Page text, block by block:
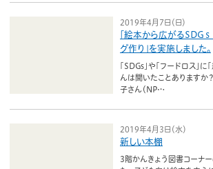
学校関係の方
エコメイト・京エコサポーターの方
2019年4月7日（日）
「絵本から広がるSDG
グ作り」を実施しました。
「SDGs」や「フードロス」
んは聞いたことありますか
子さん（NP…
2019年4月3日（水）
新しい本棚
3階かんきょう図書コーナ